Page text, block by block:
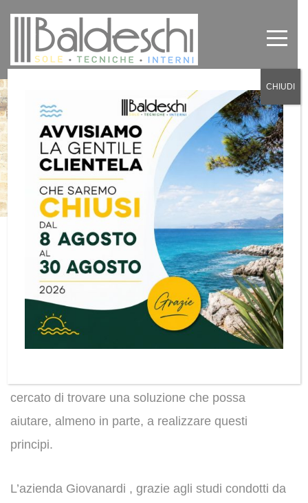
La nuova soluzione Green
Al giorno d’oggi dove si dà sempre più spazio a
valori quali ecosostenibilità ed antiinquinamento,
cercato di trovare una soluzione che possa
aiutare, almeno in parte, a realizzare questi
principi.
L’azienda Giovanardi , grazie agli studi condotti da
CHIUDI